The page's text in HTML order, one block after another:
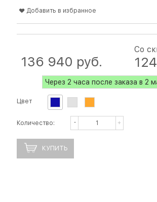
Добавить в избранное
Со
136 940 руб.
Через 2 часа после заказа в 2
Цвет
Количество:
КУПИТЬ